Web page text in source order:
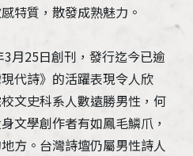
特質，散發成熟魅力。
3月25日創刊，發行迄今已逾
代詩》的活躍表現令人欣
文史科系人數遠勝男性，何
文學創作者有如鳳毛鱗爪，
方。台灣詩壇仍屬男性詩人